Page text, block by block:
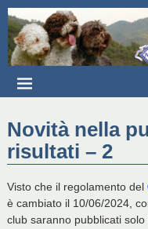
Novità nella
risultati – 2
Visto che il regolamento del
è cambiato il 10/06/2024,
club saranno pubblicati